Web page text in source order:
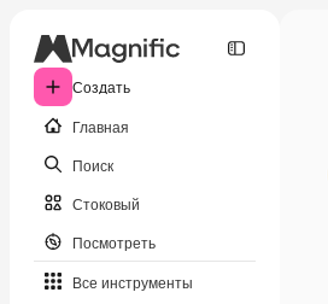
Создать
Главная
Поиск
Стоковый
Посмотреть
Все инструменты